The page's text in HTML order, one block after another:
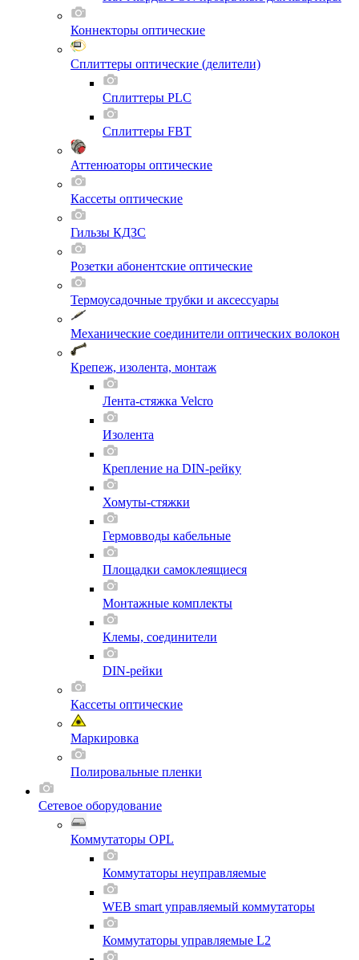
Коннекторы оптические
Сплиттеры оптические (делители)
Сплиттеры PLC
Сплиттеры FBT
Аттенюаторы оптические
Кассеты оптические
Гильзы КДЗС
Розетки абонентские оптические
Термоусадочные трубки и аксессуары
Механические соединители оптических волокон
Крепеж, изолента, монтаж
Лента-стяжка Velcro
Изолента
Крепление на DIN-рейку
Хомуты-стяжки
Гермовводы кабельные
Площадки самоклеящиеся
Монтажные комплекты
Клемы, соединители
DIN-рейки
Кассеты оптические
Маркировка
Полировальные пленки
Сетевое оборудование
Коммутаторы OPL
Коммутаторы неуправляемые
WEB smart управляемый коммутаторы
Коммутаторы управляемые L2